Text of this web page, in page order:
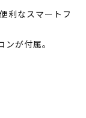
利なスマートフ
が付属。